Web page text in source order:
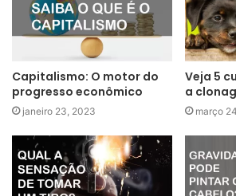
Capitalismo: O motor do
progresso econômico
janeiro 23, 2023
Veja 5
a
março